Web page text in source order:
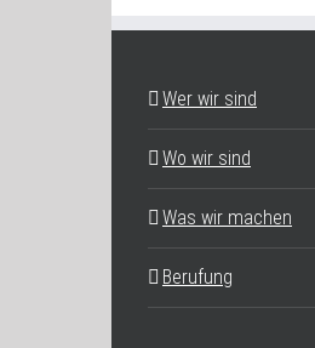
Wer wir sind
Wo wir sind
Was wir machen
Berufung